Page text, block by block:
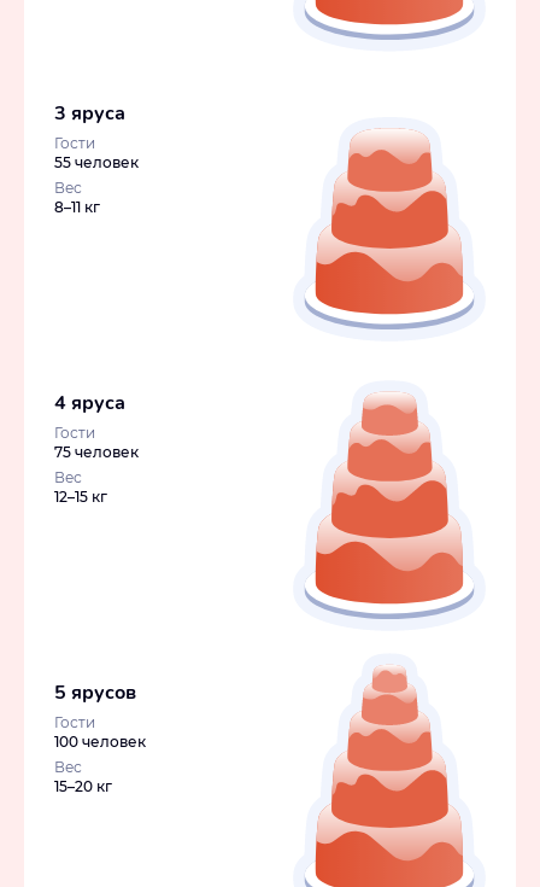
3 яруса
Гости
55 человек
Вес
8–11 кг
4 яруса
Гости
75 человек
Вес
12–15 кг
5 ярусов
Гости
100 человек
Вес
15–20 кг